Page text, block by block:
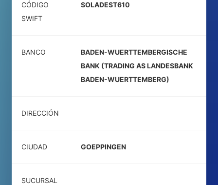
CÓDIGO
SWIFT
SOLADEST610
BANCO
BADEN-WUERTTEMBERGISCHE
BANK (TRADING AS LANDESBANK
BADEN-WUERTTEMBERG)
DIRECCIÓN
CIUDAD GOEPPINGEN
SUCURSAL